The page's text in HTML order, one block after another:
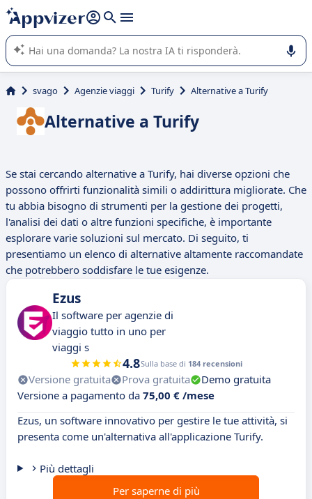
righe con
shift + enter
L'IA di Appvizer vi guida nell'utilizzo o nella scelta di un
software SaaS per la vostra azienda.
svago Agenzie viaggi Turify Alternative a Turify
Alternative a Turify
Se stai cercando alternative a Turify, hai diverse opzioni che
possono offrirti funzionalità simili o addirittura migliorate. Che
tu abbia bisogno di strumenti per la gestione dei progetti,
l'analisi dei dati o altre funzioni specifiche, è importante
esplorare varie soluzioni sul mercato. Di seguito, ti
presentiamo un elenco di alternative altamente raccomandate
che potrebbero soddisfare le tue esigenze.
Ezus
Il software per agenzie di
viaggio tutto in uno per
viaggi s
4.8Sulla base di 184 recensioni
Versione gratuita Prova gratuita
Demo gratuita
Versione a pagamento da 75,00 € /mese
Ezus, un software innovativo per gestire le tue attività, si
presenta come un'alternativa all'applicazione Turify.
Più dettagli
Per saperne di più